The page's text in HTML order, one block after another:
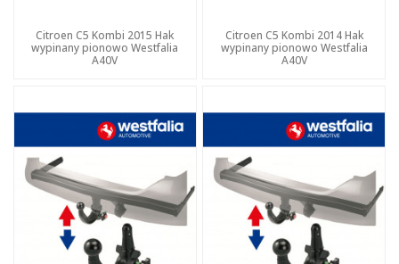
Citroen C5 Kombi 2015 Hak
wypinany pionowo Westfalia
A40V
Citroen C5 Kombi 2014 Hak
wypinany pionowo Westfalia
A40V